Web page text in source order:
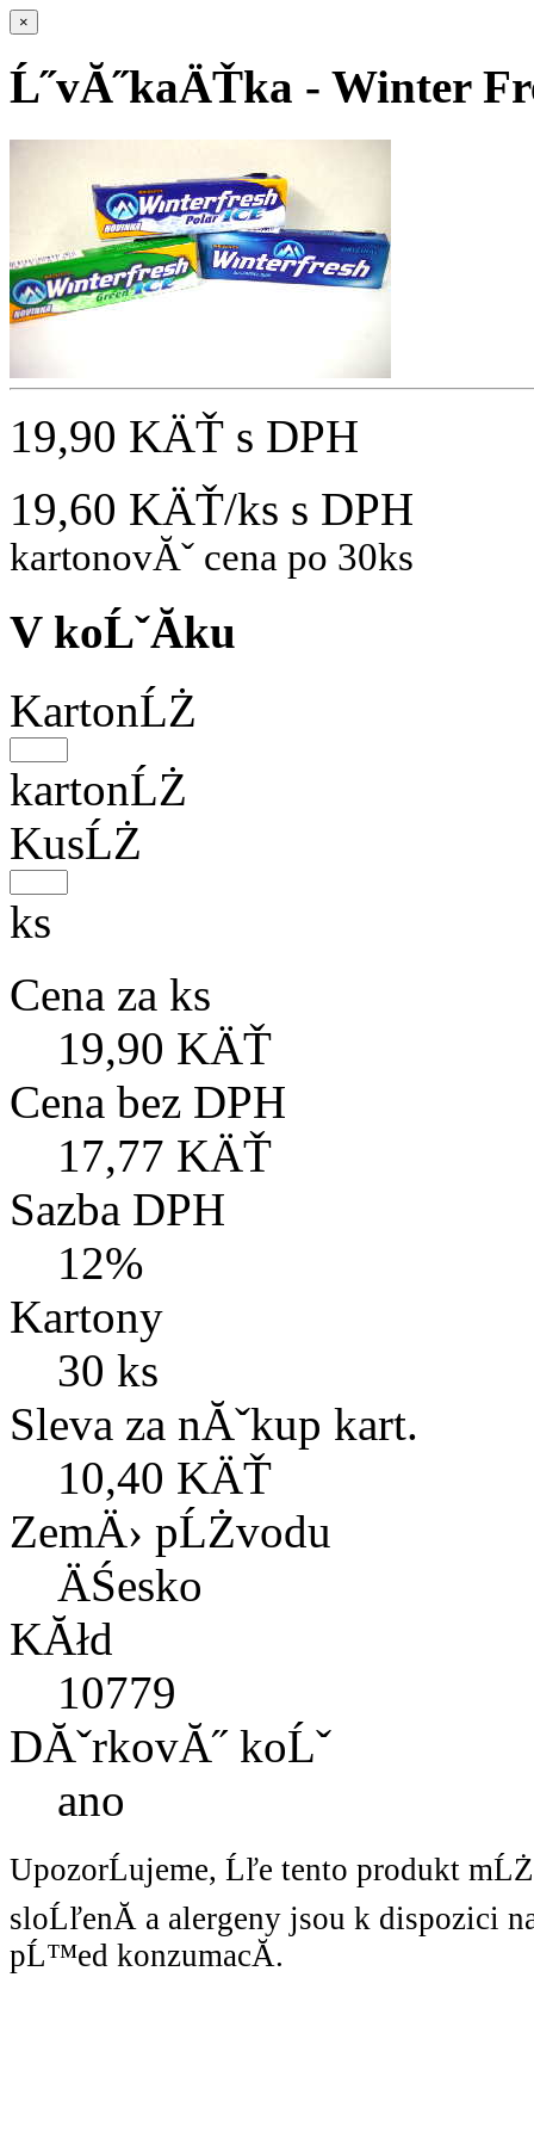
×
Ĺ˝vĂ˝kaÄŤka - Winter
19,90 KÄŤ s DPH
19,60 KÄŤ/ks s DPH
kartonovĂˇ cena po 30ks
V koĹˇĂ­ku
KartonĹŻ
kartonĹŻ
KusĹŻ
ks
Cena za ks
19,90 KÄŤ
Cena bez DPH
17,77 KÄŤ
Sazba DPH
12%
Kartony
30 ks
Sleva za nĂˇkup kart.
10,40 KÄŤ
ZemÄ› pĹŻvodu
ÄŚesko
KĂłd
10779
DĂˇrkovĂ˝ koĹˇ
ano
UpozorĹujeme, Ĺľe tento produkt
sloĹľenĂ­ a alergeny jsou k dispozici
pĹ™ed konzumacĂ­.